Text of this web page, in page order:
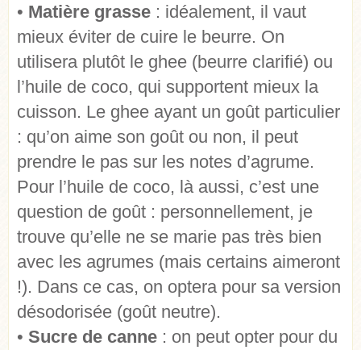
• Matière grasse : idéalement, il vaut
mieux éviter de cuire le beurre. On
utilisera plutôt le ghee (beurre clarifié) ou
l’huile de coco, qui supportent mieux la
cuisson. Le ghee ayant un goût particulier
: qu’on aime son goût ou non, il peut
prendre le pas sur les notes d’agrume.
Pour l’huile de coco, là aussi, c’est une
question de goût : personnellement, je
trouve qu’elle ne se marie pas très bien
avec les agrumes (mais certains aimeront
!). Dans ce cas, on optera pour sa version
désodorisée (goût neutre).
• Sucre de canne : on peut opter pour du